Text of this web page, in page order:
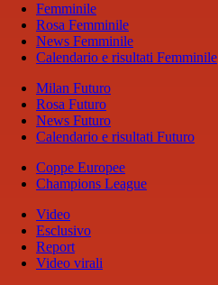
Femminile
Rosa Femminile
News Femminile
Calendario e risultati Femminile
Milan Futuro
Rosa Futuro
News Futuro
Calendario e risultati Futuro
Coppe Europee
Champions League
Video
Esclusivo
Report
Video virali